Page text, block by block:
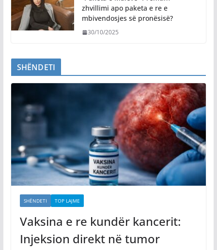
zhvillimi apo paketa e re e
mbivendosjes së pronësisë?
30/10/2025
SHËNDETI
SHËNDETI TOP LAJME
Vaksina e re kundër kancerit:
Injeksion direkt në tumor